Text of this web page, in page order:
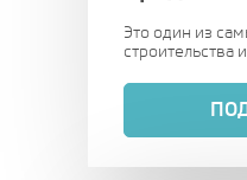
Это один из
строительства